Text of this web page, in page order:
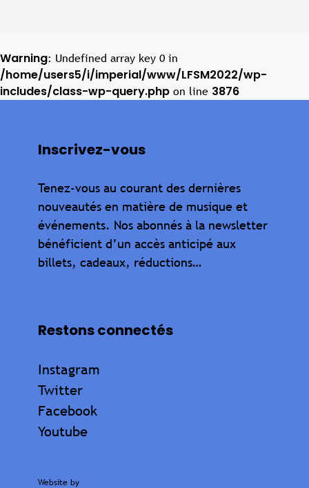
Warning: Undefined array key 0 in
/home/users5/i/imperial/www/LFSM2022/wp-
includes/class-wp-query.php on line 3876
Inscrivez-vous
Tenez-vous au courant des dernières
nouveautés en matière de musique et
événements. Nos abonnés à la newsletter
bénéficient d’un accès anticipé aux
billets, cadeaux, réductions…
Restons connectés
Instagram
Twitter
Facebook
Youtube
Website by